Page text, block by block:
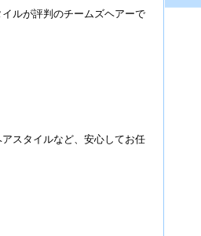
ルが評判のチームズヘアーで
スタイルなど、安心してお任